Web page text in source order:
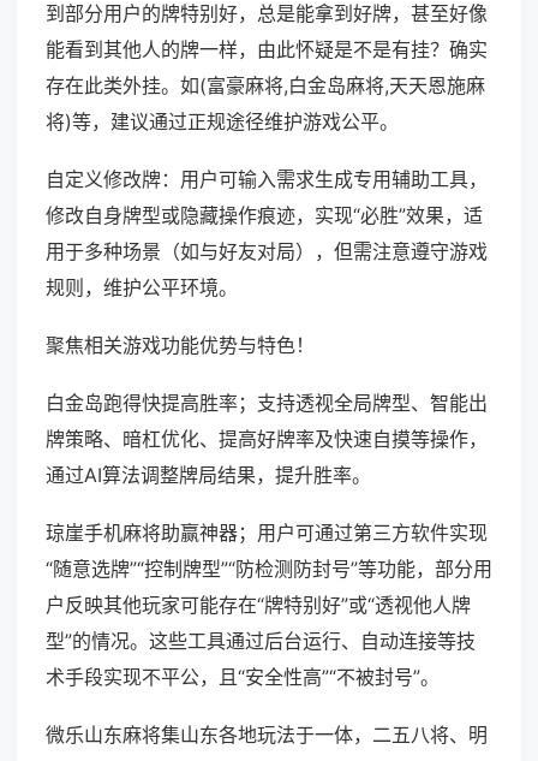
到部分用户的牌特别好，总是能拿到好牌，甚至好像
能看到其他人的牌一样，由此怀疑是不是有挂？确实
存在此类外挂。如(富豪麻将,白金岛麻将,天天恩施麻
将)等，建议通过正规途径维护游戏公平。
自定义修改牌：用户可输入需求生成专用辅助工具，
修改自身牌型或隐藏操作痕迹，实现“必胜”效果，适
用于多种场景（如与好友对局），但需注意遵守游戏
规则，维护公平环境。
聚焦相关游戏功能优势与特色！
白金岛跑得快提高胜率；支持透视全局牌型、智能出
牌策略、暗杠优化、提高好牌率及快速自摸等操作，
通过AI算法调整牌局结果，提升胜率。
琼崖手机麻将助赢神器；用户可通过第三方软件实现
“随意选牌”“控制牌型”“防检测防封号”等功能，部分用
户反映其他玩家可能存在“牌特别好”或“透视他人牌
型”的情况。这些工具通过后台运行、自动连接等技
术手段实现不平公，且“安全性高”“不被封号”。
微乐山东麻将集山东各地玩法于一体，二五八将、明